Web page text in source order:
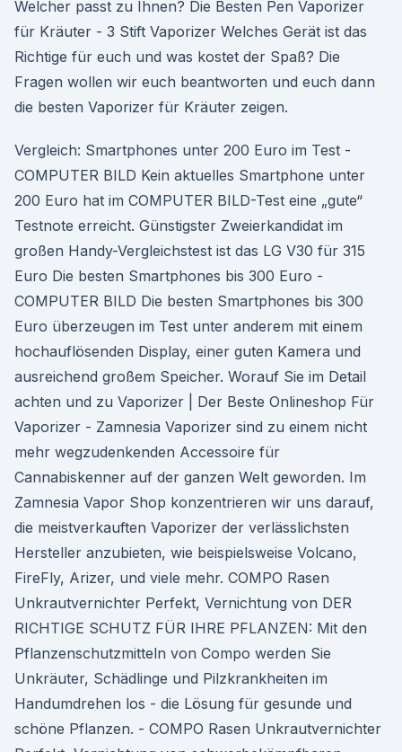
Welcher passt zu Ihnen? Die Besten Pen Vaporizer
für Kräuter - 3 Stift Vaporizer Welches Gerät ist das
Richtige für euch und was kostet der Spaß? Die
Fragen wollen wir euch beantworten und euch dann
die besten Vaporizer für Kräuter zeigen.
Vergleich: Smartphones unter 200 Euro im Test -
COMPUTER BILD Kein aktuelles Smartphone unter
200 Euro hat im COMPUTER BILD-Test eine „gute“
Testnote erreicht. Günstigster Zweierkandidat im
großen Handy-Vergleichstest ist das LG V30 für 315
Euro Die besten Smartphones bis 300 Euro -
COMPUTER BILD Die besten Smartphones bis 300
Euro überzeugen im Test unter anderem mit einem
hochauflösenden Display, einer guten Kamera und
ausreichend großem Speicher. Worauf Sie im Detail
achten und zu Vaporizer | Der Beste Onlineshop Für
Vaporizer - Zamnesia Vaporizer sind zu einem nicht
mehr wegzudenkenden Accessoire für
Cannabiskenner auf der ganzen Welt geworden. Im
Zamnesia Vapor Shop konzentrieren wir uns darauf,
die meistverkauften Vaporizer der verlässlichsten
Hersteller anzubieten, wie beispielsweise Volcano,
FireFly, Arizer, und viele mehr. COMPO Rasen
Unkrautvernichter Perfekt, Vernichtung von DER
RICHTIGE SCHUTZ FÜR IHRE PFLANZEN: Mit den
Pflanzenschutzmitteln von Compo werden Sie
Unkräuter, Schädlinge und Pilzkrankheiten im
Handumdrehen los - die Lösung für gesunde und
schöne Pflanzen. - COMPO Rasen Unkrautvernichter